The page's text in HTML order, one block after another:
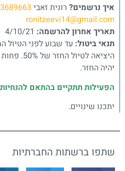
איך נרשמים? רונית זאבי
ronitzeevi14@gmail.com
תאריך אחרון להרשמה:
תנאי ביטול:
יהיה החזר.
הפעילות תתקיים בהתאם
יתכנו שינויים.
שתפו ברשתות החברתיות